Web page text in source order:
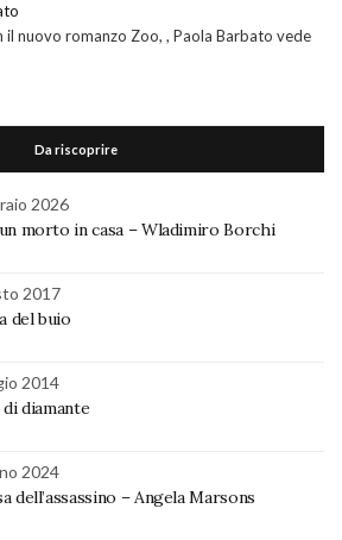
il nuovo romanzo Zoo, , Paola Barbato vede
Da riscoprire
2026
morto in casa – Wladimiro Borchi
2017
del buio
2014
diamante
2024
dell’assassino – Angela Marsons